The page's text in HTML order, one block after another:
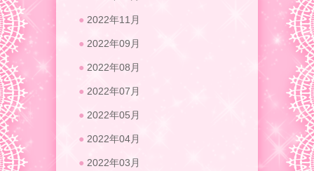
2022年11月
2022年09月
2022年08月
2022年07月
2022年05月
2022年04月
2022年03月